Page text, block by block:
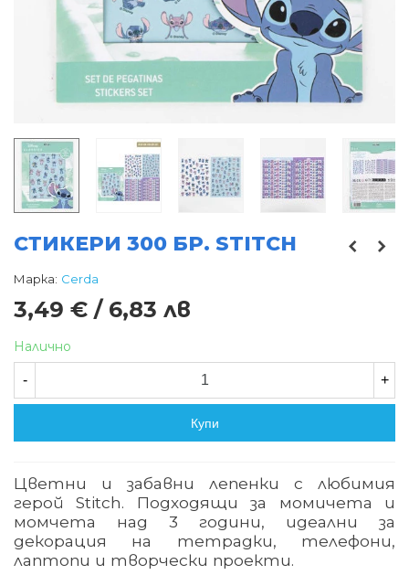
СТИКЕРИ 300 БР. STITCH
Марка: Cerda
3,49 € / 6,83 лв
Налично
- +
Купи
Цветни и забавни лепенки с любимия
герой Stitch. Подходящи за момичета и
момчета над 3 години, идеални за
декорация на тетрадки, телефони,
лаптопи и творчески проекти.